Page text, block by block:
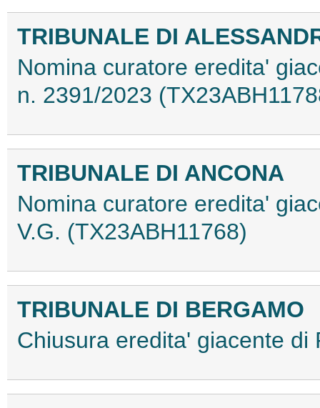
TRIBUNALE DI
Nomina curatore eredita'
n. 2391/2023
TRIBUNALE DI ANCONA
Nomina curatore eredita'
V.G. (TX23ABH11768)
TRIBUNALE DI BERGAMO
Chiusura eredita' giacente di